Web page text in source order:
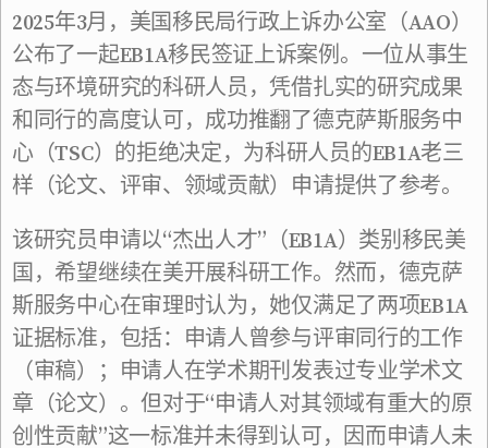
2025年3月，美国移民局行政上诉办公室（AAO）
公布了一起EB1A移民签证上诉案例。一位从事生
态与环境研究的科研人员，凭借扎实的研究成果
和同行的高度认可，成功推翻了德克萨斯服务中
心（TSC）的拒绝决定，为科研人员的EB1A老三
样（论文、评审、领域贡献）申请提供了参考。
该研究员申请以“杰出人才”（EB1A）类别移民美
国，希望继续在美开展科研工作。然而，德克萨
斯服务中心在审理时认为，她仅满足了两项EB1A
证据标准，包括：申请人曾参与评审同行的工作
（审稿）；申请人在学术期刊发表过专业学术文
章（论文）。但对于“申请人对其领域有重大的原
创性贡献”这一标准并未得到认可，因而申请人未